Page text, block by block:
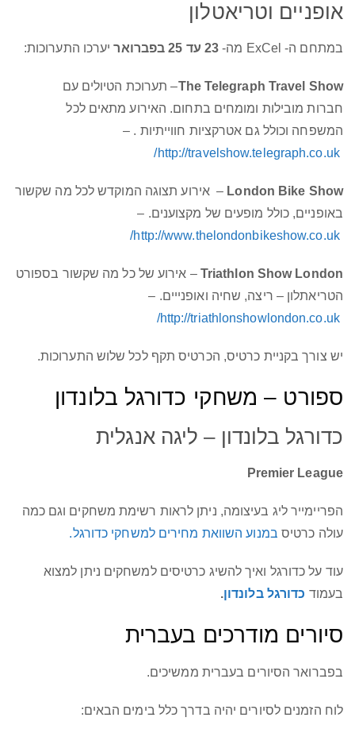
אופניים וטריאטלון
במתחם ה- ExCel מה- 23 עד 25 בפברואר יערכו התערוכות:
The Telegraph Travel Show– תערוכת הטיולים עם
חברות מובילות ומומחים בתחום. האירוע מתאים לכל
המשפחה וכולל גם אטרקציות חווייתיות . –
http://travelshow.telegraph.co.uk/
London Bike Show – אירוע תצוגה המוקדש לכל מה שקשור
באופניים, כולל מופעים של מקצוענים. –
http://www.thelondonbikeshow.co.uk/
Triathlon Show London – אירוע של כל מה שקשור בספורט
הטריאתלון – ריצה, שחיה ואופנייים. –
http://triathlonshowlondon.co.uk/
יש צורך בקניית כרטיס, הכרטיס תקף לכל שלוש התערוכות.
ספורט – משחקי כדורגל בלונדון
כדורגל בלונדון – ליגה אנגלית
Premier League
הפריימייר ליג בעיצומה, ניתן לראות רשימת משחקים וגם כמה
עולה כרטיס במנוע השוואת מחירים למשחקי כדורגל.
עוד על כדורגל ואיך להשיג כרטיסים למשחקים ניתן למצוא
בעמוד כדורגל בלונדון.
סיורים מודרכים בעברית
בפברואר הסיורים בעברית ממשיכים.
לוח הזמנים לסיורים יהיה בדרך כלל בימים הבאים: